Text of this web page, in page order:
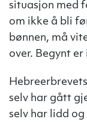
situasjon med
om ikke å bli
bønnen, må
over. Begynt er
selv har gått
selv har lidd